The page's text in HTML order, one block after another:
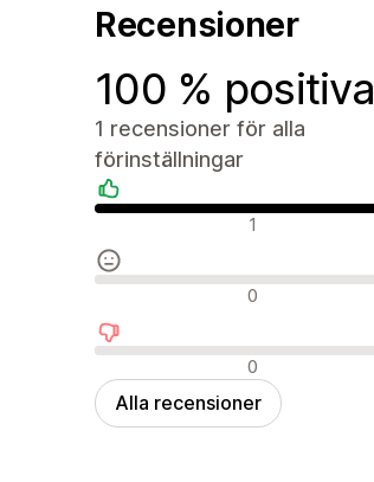
Recensioner
100 % positiva
1 recensioner för alla
förinställningar
Positiva recensioner
1
Neutrala recensioner
0
Negativa recensioner
0
Alla recensioner